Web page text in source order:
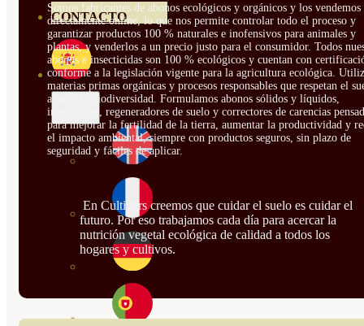
CONTACTO
Somos fabricantes de abonos ecológicos y orgánicos y los vendemos
directamente online, lo que nos permite controlar todo el proceso y
garantizar productos 100 % naturales e inofensivos para animales y
plantas, y venderlos a un precio justo para el consumidor. Todos
abonos e insecticidas son 100 % ecológicos y cuentan con
conforme a la legislación vigente para la agricultura ecológica.
materias primas orgánicas y procesos responsables que respetan el
agua y la biodiversidad. Formulamos abonos sólidos y líquidos,
insecticidas, regeneradores de suelo y correctores de carencias
para mejorar la fertilidad de la tierra, aumentar la productividad y
el impacto ambiental, siempre con productos seguros, sin plazo de
seguridad y fáciles de aplicar.
En Cultivers creemos que cuidar el suelo es cuidar el
futuro. Por eso trabajamos cada día para acercar la
nutrición vegetal ecológica de calidad a todos los
hogares y cultivos.